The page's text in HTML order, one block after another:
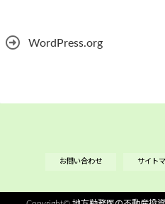
WordPress.org
お問い合わせ サイト